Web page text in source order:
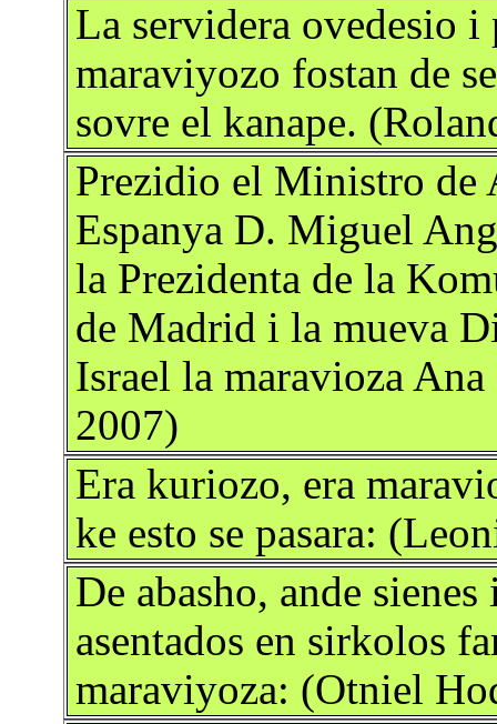
La servidera ovedesio
maraviyozo fostan de
sovre el kanape.
Prezidio el Ministro de
Espanya D. Miguel
la Prezidenta de la
de Madrid i la mueva
Israel la maravioza
2007)
Era kuriozo, era
ke esto se pasara:
De abasho, ande
asentados en sirkolos
maraviyoza: (Otniel